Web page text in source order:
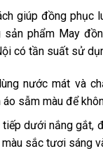
giúp đồng phục
sản phẩm May
có tần suất sử
nước mát và
sẫm màu để
tiếp dưới nắng gắt,
sắc tươi sáng